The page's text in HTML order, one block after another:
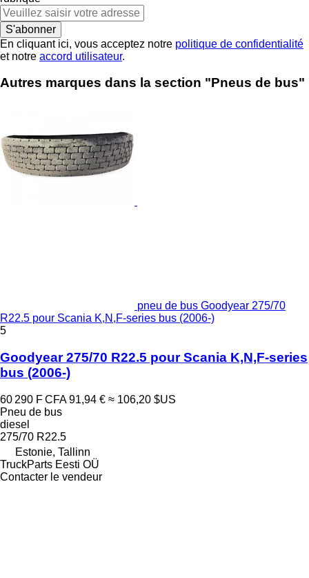
S'abonner
En cliquant ici, vous acceptez notre politique de confidentialité
et notre accord utilisateur.
Autres marques dans la section "Pneus de bus"
pneu de bus Goodyear 275/70
R22.5 pour Scania K,N,F-series bus (2006-)
5
Goodyear 275/70 R22.5 pour Scania K,N,F-series
bus (2006-)
60 290 F CFA 91,94 € ≈ 106,20 $US
Pneu de bus
diesel
275/70 R22.5
Estonie, Tallinn
TruckParts Eesti OÜ
Contacter le vendeur